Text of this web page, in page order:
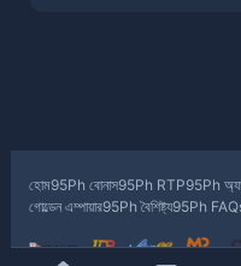
হোম95Ph বোনাস95Ph RTP95Ph
গোল্ডেন এম্পায়ার95Ph বৈশিষ্ট্য95Ph